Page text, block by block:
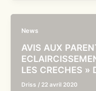
News
AVIS AUX
LES CRECHES »
Driss / 22 avril 2020